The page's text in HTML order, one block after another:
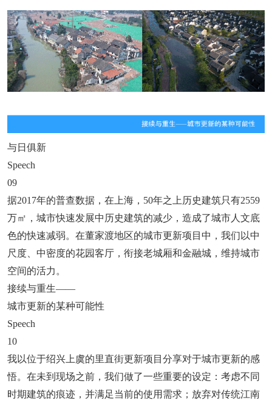
与日俱新
Speech
09
据2017年的普查数据，在上海，50年之上历史建筑只有2559
万㎡，城市快速发展中历史建筑的减少，造成了城市人文底
色的快速减弱。在董家渡地区的城市更新项目中，我们以中
尺度、中密度的花园客厅，衔接老城厢和金融城，维持城市
空间的活力。
接续与重生——
城市更新的某种可能性
Speech
10
我以位于绍兴上虞的里直街更新项目分享对于城市更新的感
悟。在未到现场之前，我们做了一些重要的设定：考虑不同
时期建筑的痕迹，并满足当前的使用需求；放弃对传统江南